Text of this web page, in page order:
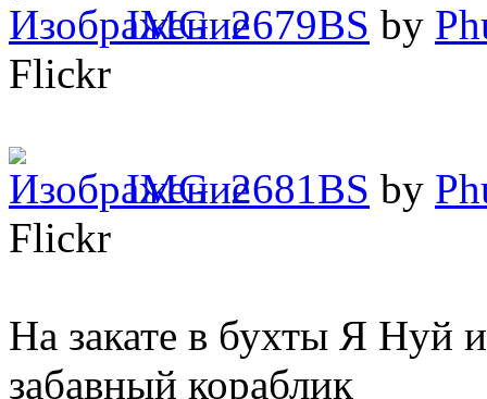
IMG_2679BS by
Flickr
IMG_2681BS by
Flickr
На закате в бухты Я Нуй
забавный кораблик